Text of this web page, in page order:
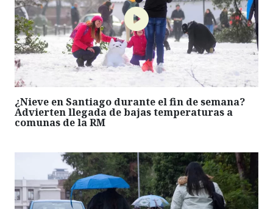
¿Nieve en Santiago durante el fin de semana?
Advierten llegada de bajas temperaturas a
comunas de la RM